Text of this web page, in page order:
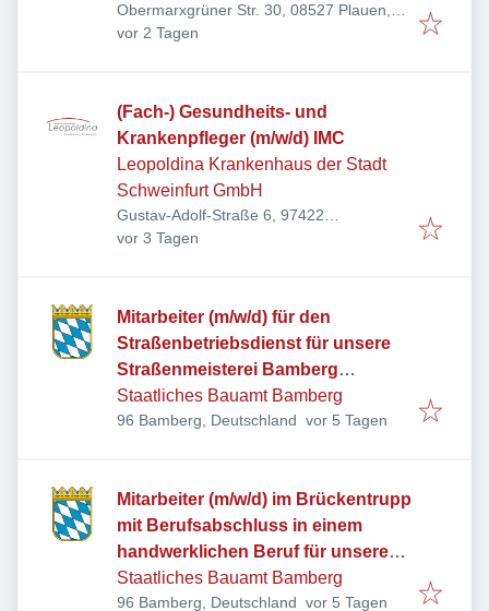
Obermarxgrüner Str. 30, 08527 Plauen,
Deutschland
Veröffentlicht
vor 2 Tagen
(Fach-) Gesundheits- und
Krankenpfleger (m/w/d) IMC
Leopoldina Krankenhaus der Stadt
Schweinfurt GmbH
Gustav-Adolf-Straße 6, 97422
Schweinfurt, Deutschland
Veröffentlicht
vor 3 Tagen
Mitarbeiter (m/w/d) für den
Straßenbetriebsdienst für unsere
Straßenmeisterei Bamberg
möglichst mit Fahrerlaubnis Klasse
CE
Staatliches Bauamt Bamberg
96 Bamberg, Deutschland Veröffentlicht
vor 5 Tagen
Mitarbeiter (m/w/d) im Brückentrupp
mit Berufsabschluss in einem
handwerklichen Beruf für unsere
Straßenmeisterei Bamberg
möglichst mit Fahrerlaubnis Klasse
Staatliches Bauamt Bamberg
96 Bamberg, Deutschland Veröffentlicht
vor 5 Tagen